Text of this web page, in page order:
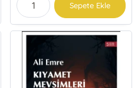
Sepete Ekle